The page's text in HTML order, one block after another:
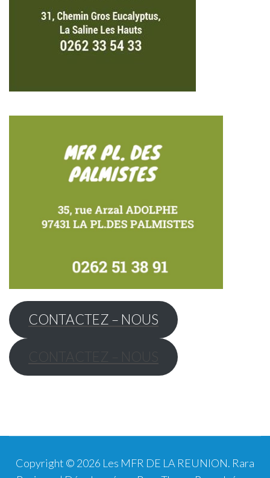
CONTACTEZ – NOUS
CONTACTEZ – NOUS
Copyright © 2026 Les MFR DE LA REUNION. Rara